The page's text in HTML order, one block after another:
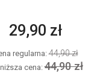
29,90 zł
regularna:44,90 zł
cena:44,90 zł